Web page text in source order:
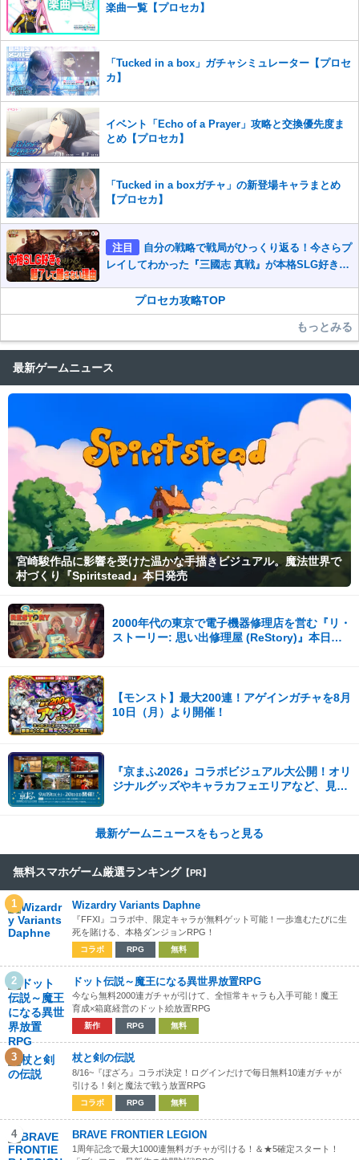
楽曲一覧【プロセカ】
「Tucked in a box」ガチャシミュレーター【プロセ
カ】
イベント「Echo of a Prayer」攻略と交換優先度ま
とめ【プロセカ】
「Tucked in a boxガチャ」の新登場キャラまとめ
【プロセカ】
注目
自分の戦略で戦局がひっくり返る！今さらプ
レイしてわかった『三國志 真戦』が本格SLG好きを
プロセカ攻略TOP
もっとみる
最新ゲームニュース
宮崎駿作品に影響を受けた温かな手描きビジュアル。魔法世界で
村づくり『Spiritstead』本日発売
2000年代の東京で電子機器修理店を営む『リ・
ストーリー: 思い出修理屋 (ReStory)』本日
【モンスト】最大200連！アゲインガチャを8月
10日（月）より開催！
『京まふ2026』コラボビジュアル大公開！オリ
ジナルグッズやキャラカフェエリアなど、見ど
最新ゲームニュースをもっと見る
無料スマホゲーム厳選ランキング 【PR】
1 Wizardry Variants Daphne
『FFXI』コラボ中、限定キャラが無料ゲット可能！一歩進むたびに生
死を賭ける、本格ダンジョンRPG！
コラボ RPG 無料
2 ドット伝説～魔王になる異世界放置RPG
今なら無料2000連ガチャが引けて、全恒常キャラも入手可能！魔王
育成×箱庭経営のドット絵放置RPG
新作 RPG 無料
3 杖と剣の伝説
8/16~『ぼざろ』コラボ決定！ログインだけで毎日無料10連ガチャが
引ける！剣と魔法で戦う放置RPG
コラボ RPG 無料
4 BRAVE FRONTIER LEGION
1周年記念で最大1000連無料ガチャが引ける！＆★5確定スタート！